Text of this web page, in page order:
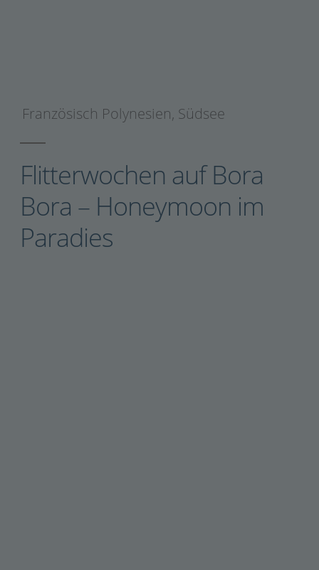
Französisch Polynesien, Südsee
Flitterwochen auf Bora
Bora – Honeymoon im
Paradies